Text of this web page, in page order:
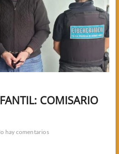
COMISARIO
hay comentarios